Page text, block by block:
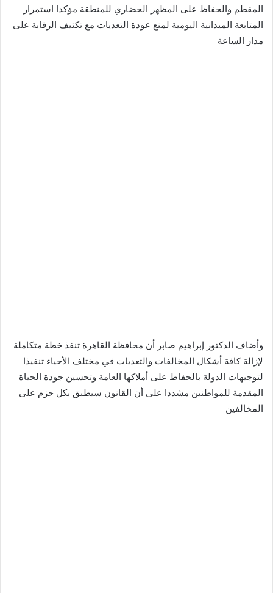
المقطم والحفاظ على المظهر الحضاري للمنطقة مؤكدا استمرار
المتابعة الميدانية اليومية لمنع عودة التعديات مع تكثيف الرقابة على
مدار الساعة
وأضاف الدكتور إبراهيم صابر أن محافظة القاهرة تنفذ خطة متكاملة
لإزالة كافة أشكال المخالفات والتعديات في مختلف الأحياء تنفيذا
لتوجيهات الدولة بالحفاظ على أملاكها العامة وتحسين جودة الحياة
المقدمة للمواطنين مشددا على أن القانون سيطبق بكل حزم على
المخالفين